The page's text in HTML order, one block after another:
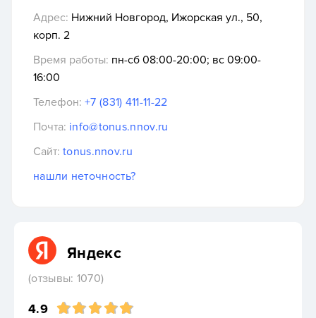
Адрес: Нижний Новгород, Ижорская ул., 50,
корп. 2
Время работы: пн-сб 08:00-20:00; вс 09:00-
16:00
Телефон: +7 (831) 411-11-22
Почта: info@tonus.nnov.ru
Сайт: tonus.nnov.ru
нашли неточность?
Яндекс
(отзывы: 1070)
4.9